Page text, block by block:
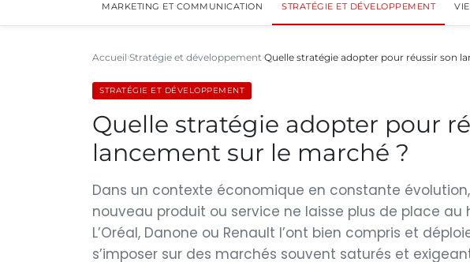
MARKETING ET COMMUNICATION STRATÉGIE ET DÉVELOPPEMENT
Accueil Stratégie et développement Quelle stratégie adopter pour réussir son
STRATÉGIE ET DÉVELOPPEMENT
Quelle stratégie adopter pour
lancement sur le marché ?
Dans un contexte économique en constante
nouveau produit ou service ne laisse plus de place au
L’Oréal, Danone ou Renault l’ont bien compris et
s’imposer sur des marchés souvent saturés et